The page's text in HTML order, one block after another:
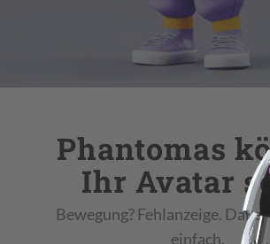
Phantomas
Ihr Avatar
Bewegung? Fehlanzeige.
einfach.